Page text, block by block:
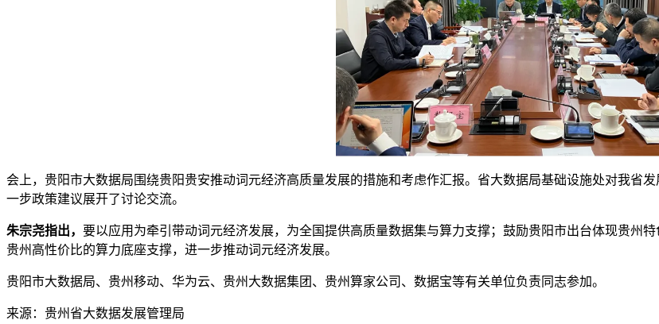
会上，贵阳市大数据局围绕贵阳贵安推动词元经济高质量发展的措施和考虑作汇报。省大数据局基础设施处对我省
一步政策建议展开了讨论交流。
朱宗尧指出， 要以应用为牵引带动词元经济发展，为全国提供高质量数据集与算力支撑；鼓励贵阳市出台体现贵州
贵州高性价比的算力底座支撑，进一步推动词元经济发展。
贵阳市大数据局、贵州移动、华为云、贵州大数据集团、贵州算家公司、数据宝等有关单位负责同志参加。
来源：贵州省大数据发展管理局